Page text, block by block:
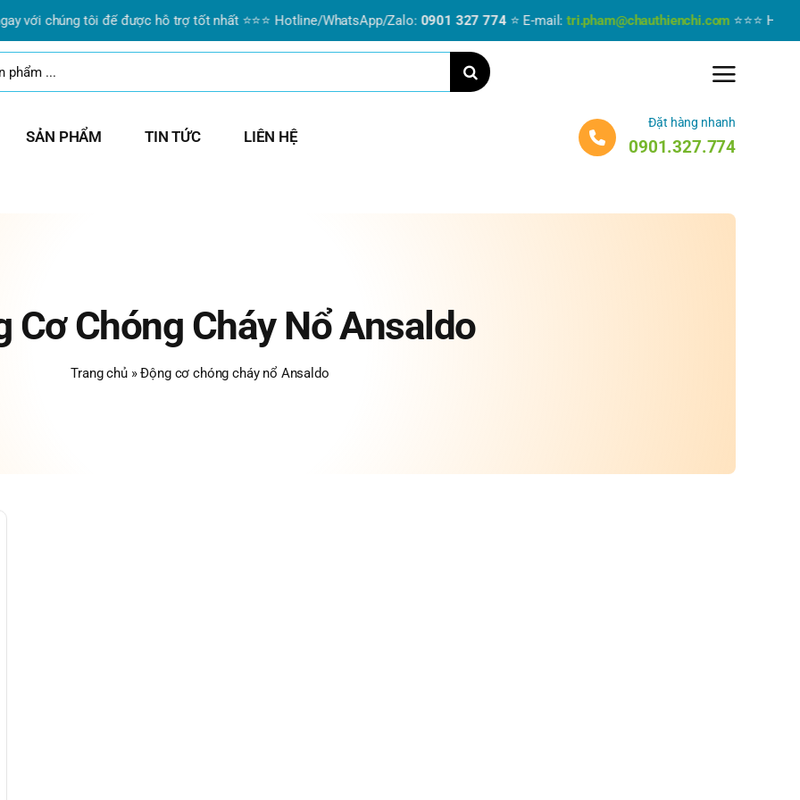
với chúng tôi để được hỗ trợ tốt nhất ⭐⭐⭐ Hotline/WhatsApp/Zalo:0901 327 774⭐ E-mail:tri.pham@chauthienchi.com⭐⭐⭐ Hãy
SẢN PHẨM TIN TỨC LIÊN HỆ
Đặt hàng nhanh
0901.327.774
Cơ Chóng Cháy Nổ Ansaldo
Trang chủ»Động cơ chóng cháy nổ Ansaldo